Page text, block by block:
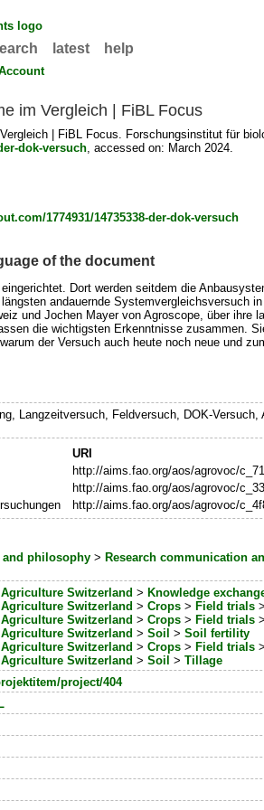
latest help
im Vergleich | FiBL Focus
| FiBL Focus. Forschungsinstitut für
dok-versuch, accessed on: March 2024.
1774931/14735338-der-dok-versuch
of the document
Dort werden seitdem die
andauernde Systemvergleichsversuch in
und Jochen Mayer von Agroscope, über ihre
die wichtigsten Erkenntnisse zusammen.
der Versuch auch heute noch neue und
Langzeitversuch, Feldversuch, DOK-Versuch,
URI
http://aims.fao.org/aos/agrovoc/
http://aims.fao.org/aos/agrovoc/
http://aims.fao.org/aos/agrovoc/
and philosophy > Research communication
Switzerland > Knowledge
Switzerland >Crops > Field trials >
Switzerland >Crops > Field trials >
Switzerland >Soil >Soil fertility
Switzerland >Crops > Field trials
Switzerland >Soil >Tillage
project/404